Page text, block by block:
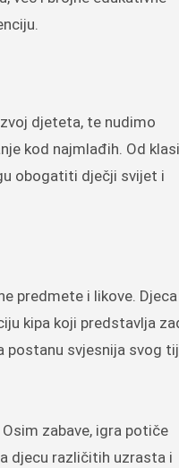
djeteta, te nudimo
kod najmlađih. Od
obogatiti dječji svijet i
predmete i likove.
kipa koji predstavlja
postanu svjesnija svog
zabave, igra potiče
djecu različitih uzrasta i